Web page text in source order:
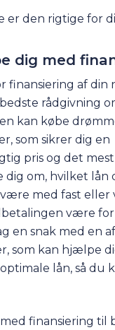
dig med
finansiering af din
rådgivning
kan købe
som sikrer dig en
pris og det
dig om, hvilket
med fast eller
være
en snak med en
som kan hjælpe
lån, så du
Du kan
. Her